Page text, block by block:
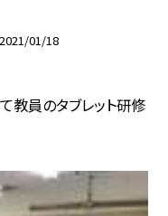
2021/01/18
教員のタブレット研修